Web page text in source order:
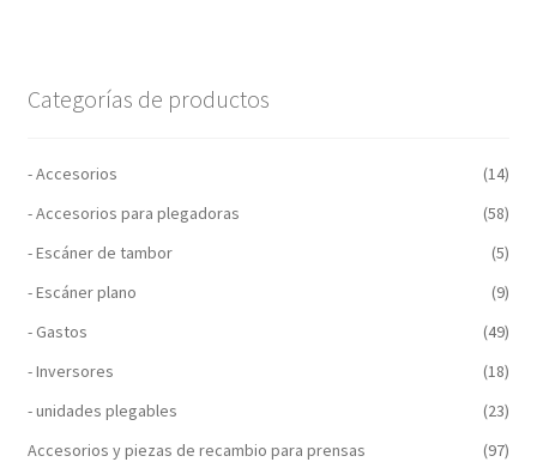
Categorías de productos
- Accesorios
(14)
- Accesorios para plegadoras
(58)
- Escáner de tambor
(5)
- Escáner plano
(9)
- Gastos
(49)
- Inversores
(18)
- unidades plegables
(23)
Accesorios y piezas de recambio para prensas
(97)